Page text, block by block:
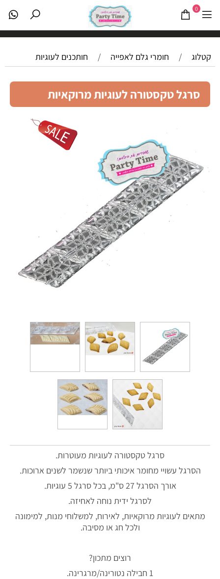
0
קטלוג / חומרי גלם לאפייה / חותכנים לעוגיות
סרגל טקסטורה לעוגיות מרוקאיות
סרגל טקסטורה לעוגיות מעוטרות.
הסרגל עשויי מחומר איכותי ביותר שנשמר לשנים ארוכות.
אורך הסרגל 27 ס"מ, בכל סרגל 5 עוגיות.
לסרגל ידית נוחה לאחיזה.
מתאים לעוגיות מרוקאיות, לאירוח, למשלוחי מנות, למימונה
ולכל חג או מסיבה.
רוצים מתכון?
1 חבילה נטורינה/מרגרינה.